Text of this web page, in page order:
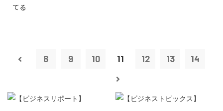
てる
8 9 10 11 12 13 14